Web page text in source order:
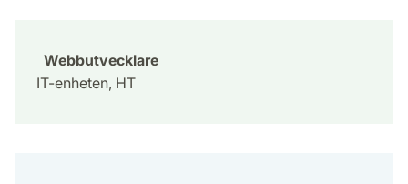
Webbutvecklare
IT-enheten, HT